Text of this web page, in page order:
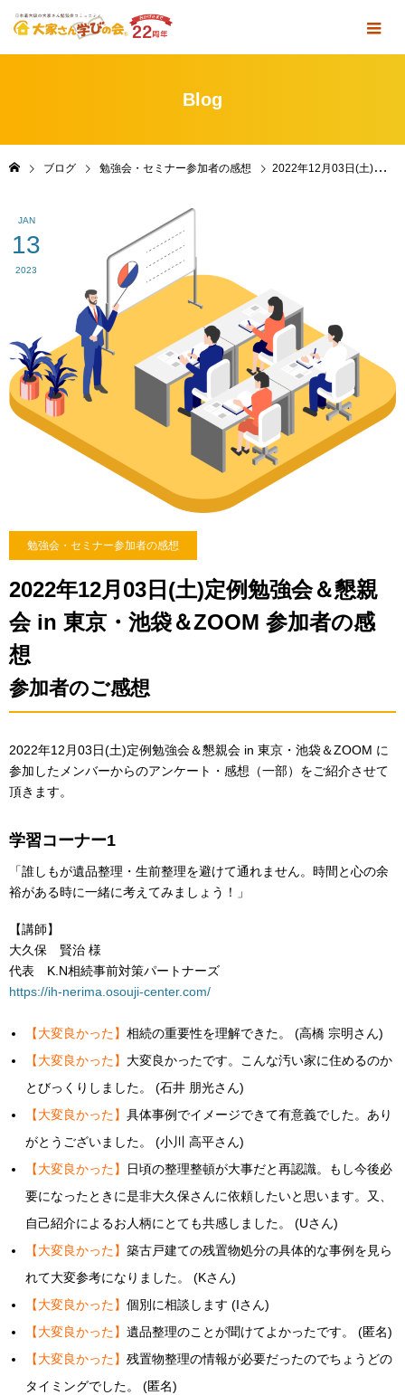
Blog
ブログ 勉強会・セミナー参加者の感想 2022年12月03日(土)定例勉強会＆懇親会 in 東京・池袋＆ZOOM 参加者の感想
JAN
13
2023
勉強会・セミナー参加者の感想
2022年12月03日(土)定例勉強会＆懇親
会 in 東京・池袋＆ZOOM 参加者の感
想
参加者のご感想
2022年12月03日(土)定例勉強会＆懇親会 in 東京・池袋＆ZOOM に
参加したメンバーからのアンケート・感想（一部）をご紹介させて
頂きます。
学習コーナー1
「誰しもが遺品整理・生前整理を避けて通れません。時間と心の余
裕がある時に一緒に考えてみましょう！」
【講師】
大久保 賢治 様
代表 K.N相続事前対策パートナーズ
https://ih-nerima.osouji-center.com/
【大変良かった】相続の重要性を理解できた。 (高橋 宗明さん)
【大変良かった】 大変良かったです。こんな汚い家に住めるのか
とびっくりしました。 (石井 朋光さん)
【大変良かった】具体事例でイメージできて有意義でした。あり
がとうございました。 (小川 高平さん)
【大変良かった】
日頃の整理整頓が大事だと再認識。もし今後必
要になったときに是非大久保さんに依頼したいと思います。又、
自己紹介によるお人柄にとても共感しました。 (Uさん)
【大変良かった】築古戸建ての残置物処分の具体的な事例を見ら
れて大変参考になりました。 (Kさん)
【大変良かった】個別に相談します (Iさん)
【大変良かった】遺品整理のことが聞けてよかったです。 (匿名)
【大変良かった】残置物整理の情報が必要だったのでちょうどの
タイミングでした。 (匿名)